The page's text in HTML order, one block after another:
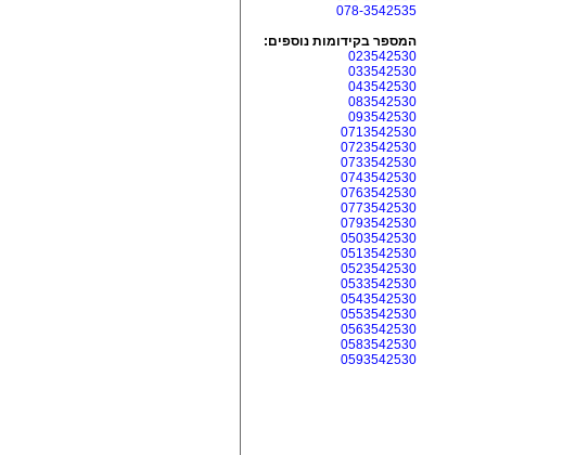
078-3542535
המספר בקידומות נוספים:
023542530
033542530
043542530
083542530
093542530
0713542530
0723542530
0733542530
0743542530
0763542530
0773542530
0793542530
0503542530
0513542530
0523542530
0533542530
0543542530
0553542530
0563542530
0583542530
0593542530